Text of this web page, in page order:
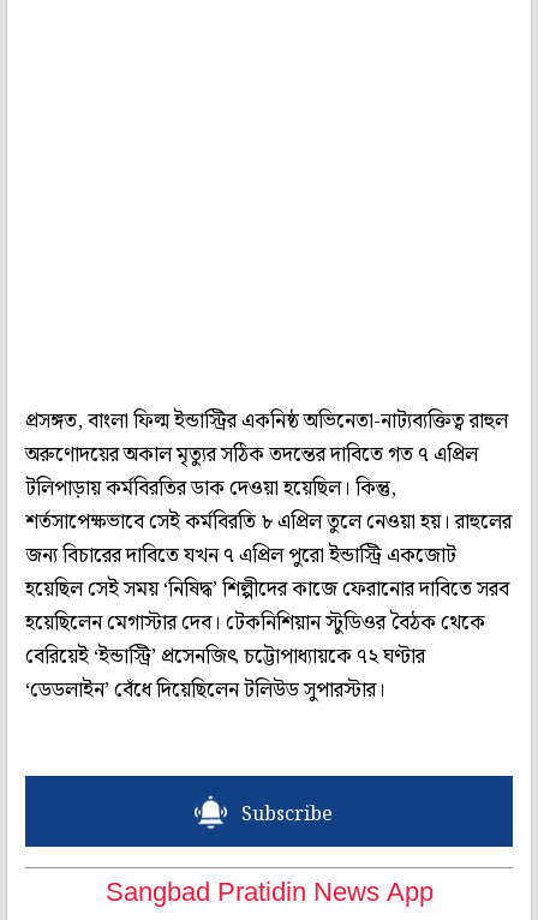
প্রসঙ্গত, বাংলা ফিল্ম ইন্ডাস্ট্রির একনিষ্ঠ অভিনেতা-নাট্যব্যক্তিত্ব রাহুল
অরুণোদয়ের অকাল মৃত্যুর সঠিক তদন্তের দাবিতে গত ৭ এপ্রিল
টলিপাড়ায় কর্মবিরতির ডাক দেওয়া হয়েছিল। কিন্তু,
শর্তসাপেক্ষভাবে সেই কর্মবিরতি ৮ এপ্রিল তুলে নেওয়া হয়। রাহুলের
জন্য বিচারের দাবিতে যখন ৭ এপ্রিল পুরো ইন্ডাস্ট্রি একজোট
হয়েছিল সেই সময় ‘নিষিদ্ধ’ শিল্পীদের কাজে ফেরানোর দাবিতে সরব
হয়েছিলেন মেগাস্টার দেব। টেকনিশিয়ান স্টুডিওর বৈঠক থেকে
বেরিয়েই ‘ইন্ডাস্ট্রি’ প্রসেনজিৎ চট্টোপাধ্যায়কে ৭২ ঘণ্টার
‘ডেডলাইন’ বেঁধে দিয়েছিলেন টলিউড সুপারস্টার।
Subscribe
Sangbad Pratidin News App